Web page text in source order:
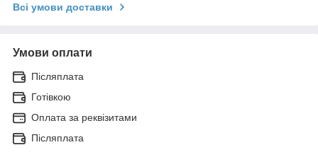
Всі умови доставки
Умови оплати
Післяплата
Готівкою
Оплата за реквізитами
Післяплата